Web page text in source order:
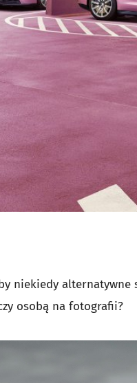
niekiedy
osobą na fotografii?